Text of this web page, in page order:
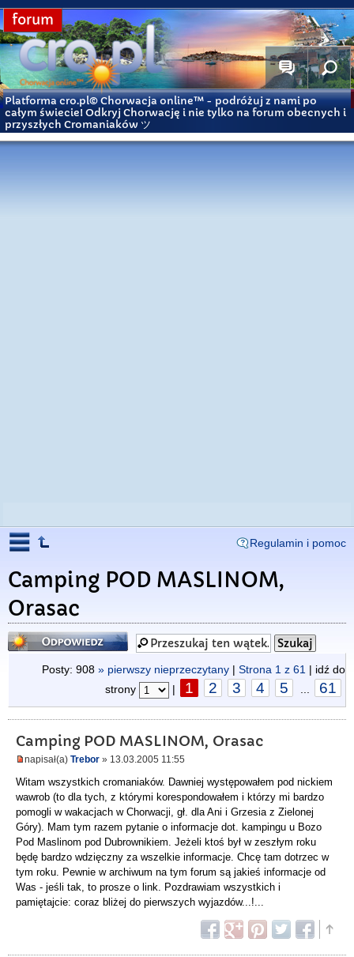
forum
Platforma cro.pl© Chorwacja online™ - podróżuj z nami po
całym świecie! Odkryj Chorwację i nie tylko na forum obecnych i
przyszłych Cromaniaków ツ
Regulamin i pomoc
Camping POD MASLINOM,
Orasac
Odpowiedz
Posty: 908 » pierwszy nieprzeczytany | Strona 1 z 61 | idź do
strony
| 1 2 3 4 5 61
Camping POD MASLINOM, Orasac
napisał(a) Trebor » 13.03.2005 11:55
Witam wszystkich cromaniaków. Dawniej występowałem pod nickiem
wawrob (to dla tych, z którymi korespondowałem i którzy mi bardzo
pomogli w wakacjach w Chorwacji, gł. dla Ani i Grzesia z Zielonej
Góry). Mam tym razem pytanie o informacje dot. kampingu u Bozo
Pod Maslinom pod Dubrownikiem. Jeżeli ktoś był w zeszłym roku
będę bardzo wdzięczny za wszelkie informacje. Chcę tam dotrzec w
tym roku. Pewnie w archiwum na tym forum są jakieś informacje od
Was - jeśli tak, to prosze o link. Pozdrawiam wszystkich i
pamiętajcie: coraz bliżej do pierwszych wyjazdów...!...